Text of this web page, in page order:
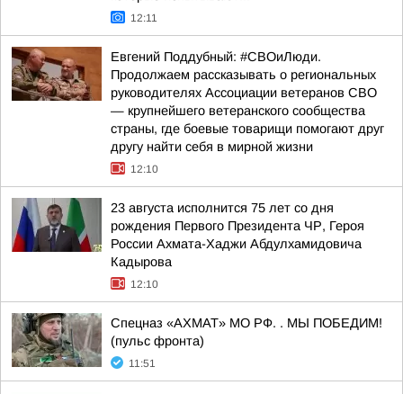
12:11
Евгений Поддубный: #СВОиЛюди.
Продолжаем рассказывать о региональных
руководителях Ассоциации ветеранов СВО
— крупнейшего ветеранского сообщества
страны, где боевые товарищи помогают друг
другу найти себя в мирной жизни
12:10
23 августа исполнится 75 лет со дня
рождения Первого Президента ЧР, Героя
России Ахмата-Хаджи Абдулхамидовича
Кадырова
12:10
Спецназ «АХМАТ» МО РФ. . МЫ ПОБЕДИМ!
(пульс фронта)
11:51